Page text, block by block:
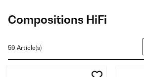
Compositions HiFi
59 Article(s)